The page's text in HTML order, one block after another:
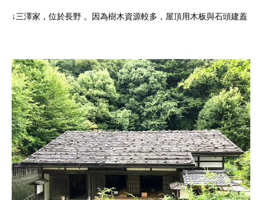
↓三澤家，位於長野 。因為樹木資源較多，屋頂用木板與石頭建蓋